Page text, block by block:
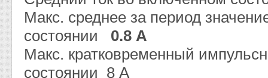
Макс. среднее за период
состоянии 0.8 А
Макс. кратковременный
состоянии 8 А